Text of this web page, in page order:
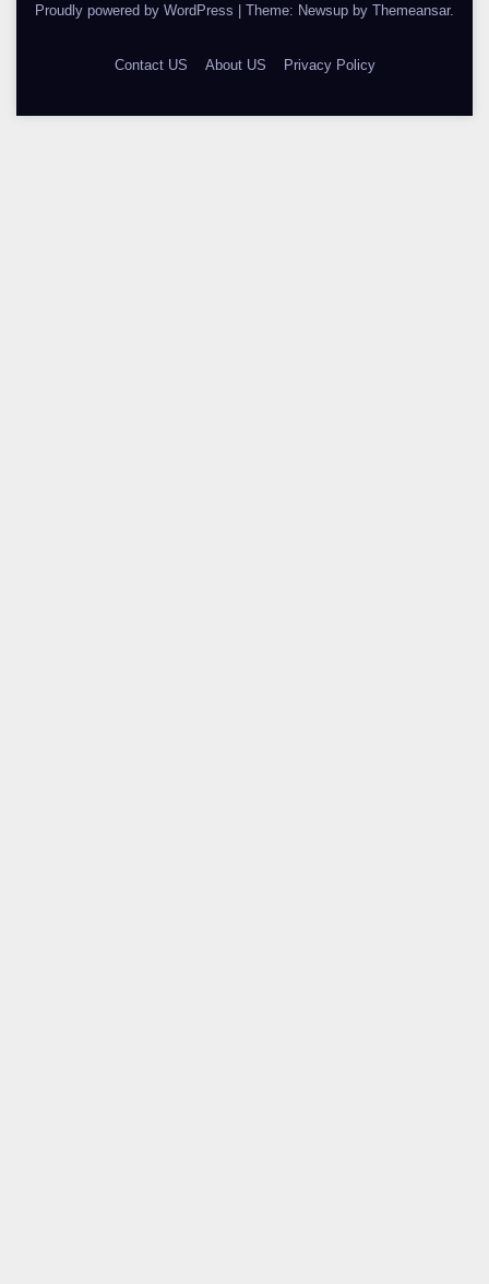
Proudly powered by WordPress Theme: Newsup by Themeansar.
Contact US About US Privacy Policy